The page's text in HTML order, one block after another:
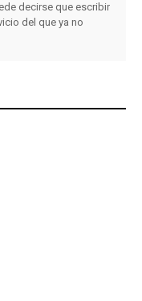
decirse que escribir
del que ya no